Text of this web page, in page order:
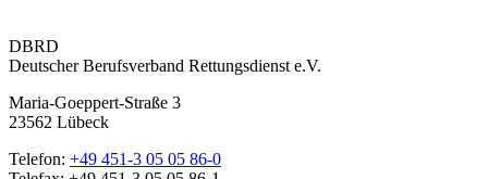
DBRD
Deutscher Berufsverband Rettungsdienst e.V.
Maria-Goeppert-Straße 3
23562 Lübeck
Telefon: +49 451-3 05 05 86-0